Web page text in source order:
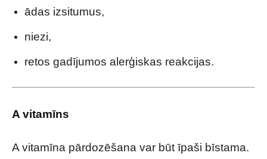
ādas izsitumus,
niezi,
retos gadījumos alerģiskas reakcijas.
A vitamīns
A vitamīna pārdozēšana var būt īpaši bīstama.